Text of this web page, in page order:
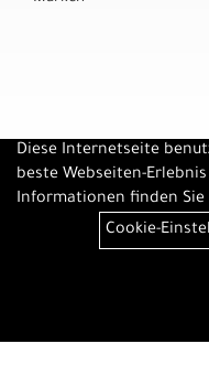
Diese Internetseite
beste Webseiten-
Informationen finden Sie
Cookie-